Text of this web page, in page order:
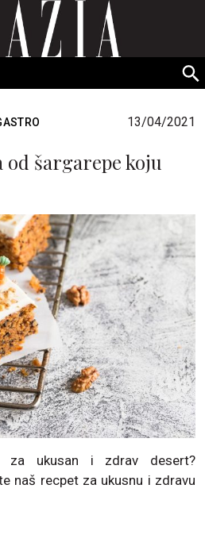
GRAZIA Srbija
13/04/2021
šargarepe koju
za ukusan i zdrav desert?
naš recpet za ukusnu i zdravu